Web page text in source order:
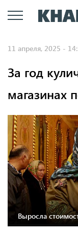
11 апреля, 2025 -
За год
магазинах
Выросла